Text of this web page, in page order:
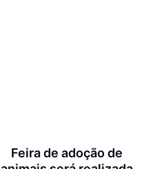
Feira de adoção de